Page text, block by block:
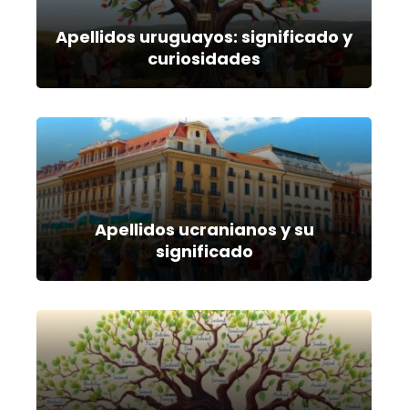
Apellidos uruguayos: significado y
curiosidades
Apellidos ucranianos y su
significado